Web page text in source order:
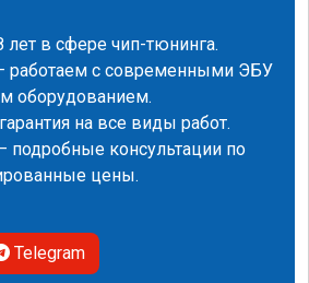
в сфере чип-тюнинга.
работаем с современными ЭБУ
оборудованием.
на все виды работ.
подробные консультации по
цены.
Telegram